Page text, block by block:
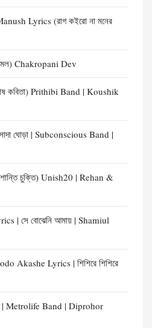
Lyrics (রাগ কইরো না মনের
Chakropani Dev
কবিতা) Prithibi Band | Koushik
ঘোড়া | Subconscious Band |
চুক্তি) Unish20 | Rehan &
| সে বোঝেনি আমায় | Shamiul
Akashe Lyrics | শিশিরে শিশিরে
| Metrolife Band | Diprohor